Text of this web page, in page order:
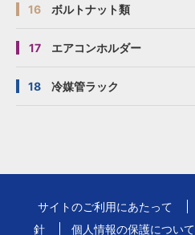
16 ボルトナット類
17 エアコンホルダー
18 冷媒管ラック
サイトのご利用にあたって
針
個人情報の保護について